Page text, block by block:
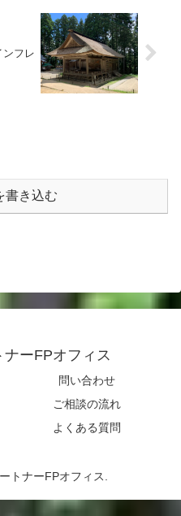
ンフレ
書き込む
ーFPオフィス
問い合わせ
ご相談の流れ
よくある質問
トナーFPオフィス.